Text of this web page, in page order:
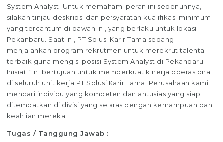
System Analyst. Untuk memahami peran ini sepenuhnya,
silakan tinjau deskripsi dan persyaratan kualifikasi minimum
yang tercantum di bawah ini, yang berlaku untuk lokasi
Pekanbaru. Saat ini, PT Solusi Karir Tama sedang
menjalankan program rekrutmen untuk merekrut talenta
terbaik guna mengisi posisi System Analyst di Pekanbaru.
Inisiatif ini bertujuan untuk memperkuat kinerja operasional
di seluruh unit kerja PT Solusi Karir Tama. Perusahaan kami
mencari individu yang kompeten dan antusias yang siap
ditempatkan di divisi yang selaras dengan kemampuan dan
keahlian mereka.
Tugas / Tanggung Jawab :